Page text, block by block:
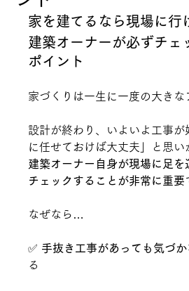
家を建てるなら現場に行
建築オーナーが必ずチェ
ポイント
家づくりは一生に一度の大きな
設計が終わり、いよいよ工事が
に任せておけば大丈夫」と思い
建築オーナー自身が現場に足を
チェックすることが非常に重要
なぜなら…
✅ 手抜き工事があっても気づか
る